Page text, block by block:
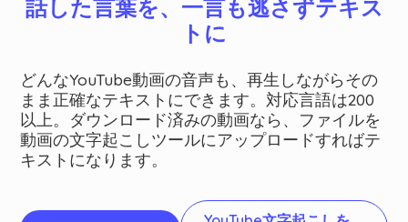
話した言葉を、一言も逃さずテキス
トに
どんなYouTube動画の音声も、再生しながらその
まま正確なテキストにできます。対応言語は200
以上。ダウンロード済みの動画なら、ファイルを
動画の文字起こしツールにアップロードすればテ
キストになります。